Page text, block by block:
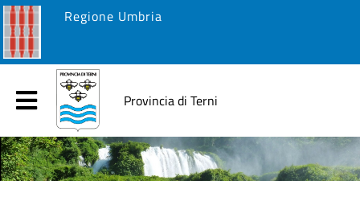
Regione Umbria
Provincia di Terni